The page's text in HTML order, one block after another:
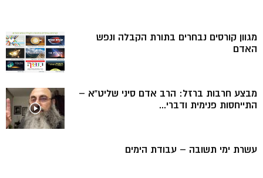
מגוון קורסים נבחרים בתורת הקבלה ונפש
האדם
מבצע חרבות ברזל: הרב אדם סיני שליט”א –
התייחסות פנימית ודברי...
עשרת ימי תשובה – עבודת הימים